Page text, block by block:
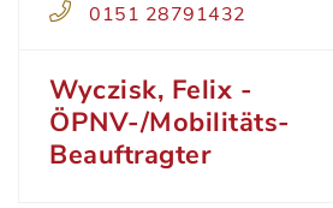
0151 28791432
Wyczisk, Felix -
ÖPNV-/Mobilitäts-
Beauftragter